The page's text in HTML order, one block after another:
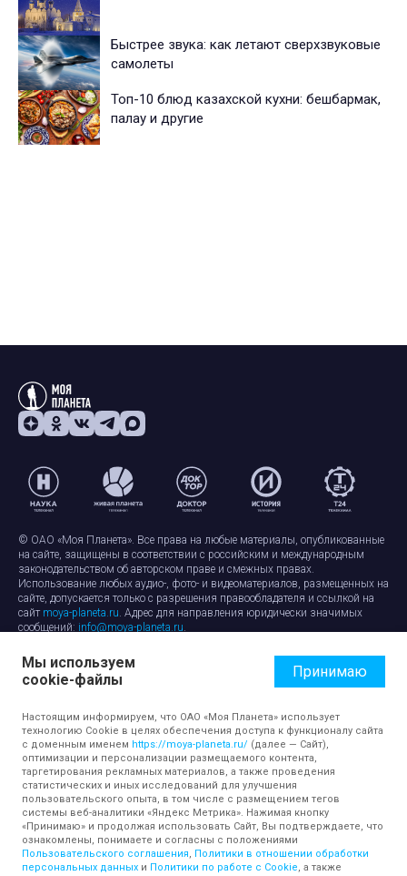
Быстрее звука: как летают сверхзвуковые
самолеты
Топ-10 блюд казахской кухни: бешбармак,
палау и другие
© ОАО «Моя Планета». Все права на любые материалы, опубликованные
на сайте, защищены в соответствии с российским и международным
законодательством об авторском праве и смежных правах.
Использование любых аудио-, фото- и видеоматериалов, размещенных на
сайте, допускается только с разрешения правообладателя и ссылкой на
сайт moya-planeta.ru. Адрес для направления юридически значимых
сообщений: info@moya-planeta.ru.
Правила сайтаРабота с cookie-файлами
Защита персональных данных
Обработка персональных данных
Мы используем
cookie-файлы
Принимаю
Настоящим информируем, что ОАО «Моя Планета» использует
технологию Cookie в целях обеспечения доступа к функционалу сайта
с доменным именем https://moya-planeta.ru/ (далее — Сайт),
оптимизации и персонализации размещаемого контента,
таргетирования рекламных материалов, а также проведения
статистических и иных исследований для улучшения
пользовательского опыта, в том числе с размещением тегов
системы веб-аналитики «Яндекс Метрика». Нажимая кнопку
«Принимаю» и продолжая использовать Сайт, Вы подтверждаете, что
ознакомлены, понимаете и согласны с положениями
Пользовательского соглашения, Политики в отношении обработки
персональных данных и Политики по работе с Cookie, а также